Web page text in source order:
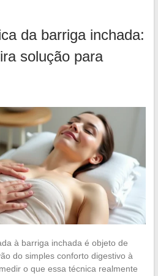
da barriga inchada:
solução para
à barriga inchada é objeto de
do simples conforto digestivo à
o que essa técnica realmente